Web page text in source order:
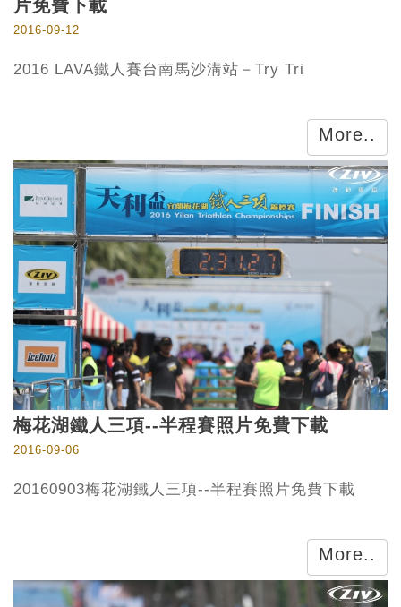
片免費下載
2016-09-12
2016 LAVA鐵人賽台南馬沙溝站－Try Tri
More..
梅花湖鐵人三項--半程賽照片免費下載
2016-09-06
20160903梅花湖鐵人三項--半程賽照片免費下載
More..